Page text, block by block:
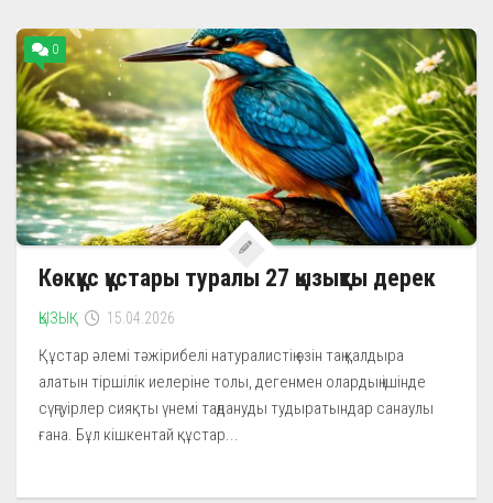
0
Көкқұс құстары туралы 27 қызықты дерек
ҚЫЗЫҚ 15.04.2026
Құстар әлемі тәжірибелі натуралистің өзін таң қалдыра
алатын тіршілік иелеріне толы, дегенмен олардың ішінде
сүңгуірлер сияқты үнемі таңдануды тудыратындар санаулы
ғана. Бұл кішкентай құстар...